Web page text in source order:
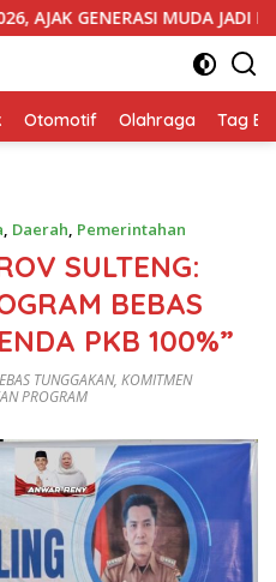
JADI DUTA KAMTIBMAS
Otomotif Olahraga Tag
, Daerah, Pemerintahan
SULTENG:
BEBAS
PKB 100%”
TUNGGAKAN, KOMITMEN
PROGRAM